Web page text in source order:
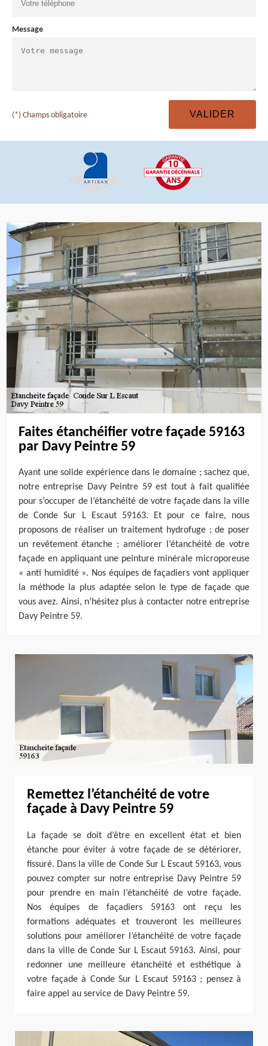
Message
(*) Champs obligatoire
Faites étanchéifier votre façade 59163
par Davy Peintre 59
Ayant une solide expérience dans le domaine ; sachez que,
notre entreprise Davy Peintre 59 est tout à fait qualifiée
pour s’occuper de l’étanchéité de votre façade dans la ville
de Conde Sur L Escaut 59163. Et pour ce faire, nous
proposons de réaliser un traitement hydrofuge ; de poser
un revêtement étanche ; améliorer l’étanchéité de votre
façade en appliquant une peinture minérale microporeuse
« anti humidité ». Nos équipes de façadiers vont appliquer
la méthode la plus adaptée selon le type de façade que
vous avez. Ainsi, n’hésitez plus à contacter notre entreprise
Davy Peintre 59.
Remettez l’étanchéité de votre
façade à Davy Peintre 59
La façade se doit d’être en excellent état et bien
étanche pour éviter à votre façade de se détériorer,
fissuré. Dans la ville de Conde Sur L Escaut 59163, vous
pouvez compter sur notre entreprise Davy Peintre 59
pour prendre en main l’étanchéité de votre façade.
Nos équipes de façadiers 59163 ont reçu les
formations adéquates et trouveront les meilleures
solutions pour améliorer l’étanchéité de votre façade
dans la ville de Conde Sur L Escaut 59163. Ainsi, pour
redonner une meilleure étanchéité et esthétique à
votre façade à Conde Sur L Escaut 59163 ; pensez à
faire appel au service de Davy Peintre 59.